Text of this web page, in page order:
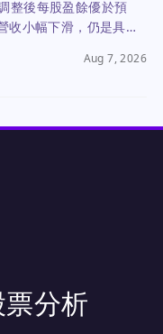
整後每股盈餘優於預
收小幅下滑，仍是具吸
Aug 7, 2026
票分析